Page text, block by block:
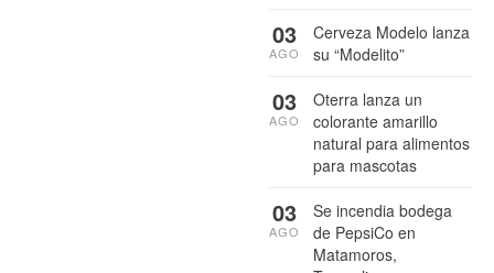
Cerveza Modelo lanza
su “Modelito”
03
AGO
Oterra lanza un
colorante amarillo
natural para alimentos
para mascotas
03
AGO
Se incendia bodega
de PepsiCo en
Matamoros,
03
AGO